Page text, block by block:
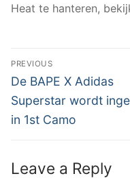
Heat te hanteren,
Post
navigation
PREVIOUS
Previous
post:
De BAPE X Adidas
Superstar wordt
in 1st Camo
Leave a Reply